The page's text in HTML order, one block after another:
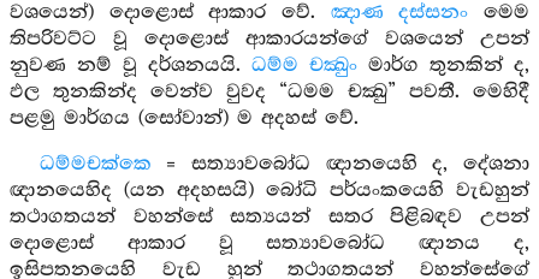
වශයෙන්) දොළොස් ආකාර වේ. ඤාණ දස්සනං මෙම
තිපරිවට්ට වූ දොළොස් ආකාරයන්ගේ වශයෙන් උපන්
නුවණ නම් වූ දර්ශනයයි. ධම්ම චක්‍ඛුං මාර්ග තුනකින් ද,
ඵල තුනකින්ද වෙන්ව වුවද “ධමම චක්‍ඛු” පවතී. මෙහිදී
පළමු මාර්ගය (සෝවාන්) ම අදහස් වේ.
ධම්මචක්කෙ = සත්‍යාවබෝධ ඥානයෙහි ද, දේශනා
ඥානයෙහිද (යන අදහසයි) බෝධි පර්යංකයෙහි වැඩහුන්
තථාගතයන් වහන්සේ සත්‍යයන් සතර පිළිබඳව උපන්
දොළොස් ආකාර වූ සත්‍යාවබෝධ ඥානය ද,
ඉසිපතනයෙහි වැඩ හුන් තථාගතයන් වහන්සේගේ